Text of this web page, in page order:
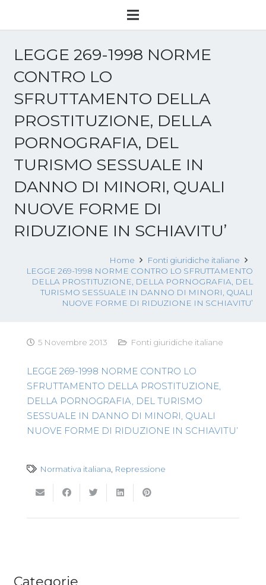
LEGGE 269-1998 NORME
CONTRO LO
SFRUTTAMENTO DELLA
PROSTITUZIONE, DELLA
PORNOGRAFIA, DEL
TURISMO SESSUALE IN
DANNO DI MINORI, QUALI
NUOVE FORME DI
RIDUZIONE IN SCHIAVITU’
Home
Fonti giuridiche italiane
LEGGE 269-1998 NORME CONTRO LO SFRUTTAMENTO
DELLA PROSTITUZIONE, DELLA PORNOGRAFIA, DEL
TURISMO SESSUALE IN DANNO DI MINORI, QUALI
NUOVE FORME DI RIDUZIONE IN SCHIAVITU’
5 Novembre 2013 Fonti giuridiche italiane
LEGGE 269-1998 NORME CONTRO LO
SFRUTTAMENTO DELLA PROSTITUZIONE,
DELLA PORNOGRAFIA, DEL TURISMO
SESSUALE IN DANNO DI MINORI, QUALI
NUOVE FORME DI RIDUZIONE IN SCHIAVITU’
Normativa italiana Repressione
Categorie